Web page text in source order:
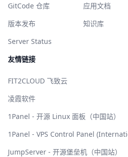
GitCode 仓库
版本发布
Server Status
应用文档
知识库
友情链接
FIT2CLOUD 飞致云
凌霞软件
1Panel - 开源 Linux 面板（中国站）
1Panel - VPS Control Panel
JumpServer - 开源堡垒机（中国站）